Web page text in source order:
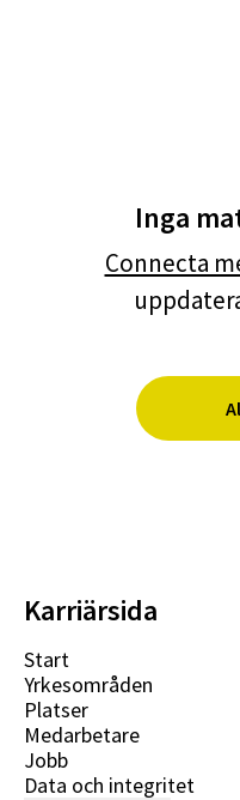
Inga
Connecta
Karriärsida
Start
Yrkesområden
Platser
Medarbetare
Jobb
Data och integritet